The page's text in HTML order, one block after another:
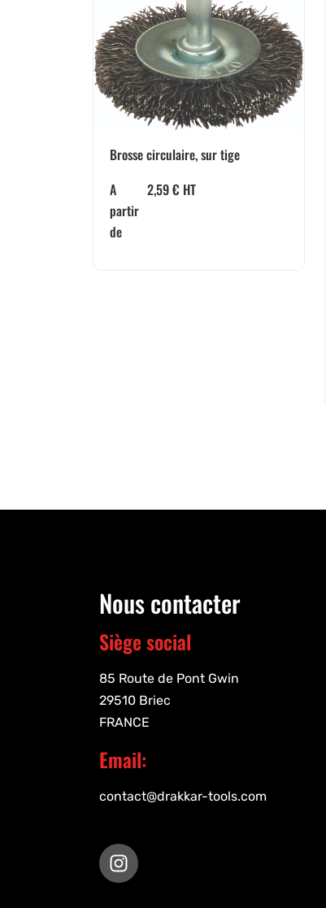
Brosse circulaire, sur tige
A
partir
de
2,59€ HT
Nous contacter
Siège social
85 Route de Pont Gwin
29510 Briec
FRANCE
Email:
contact@drakkar-tools.com